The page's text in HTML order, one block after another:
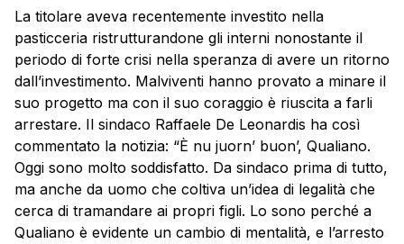
La titolare aveva recentemente investito nella
pasticceria ristrutturandone gli interni nonostante il
periodo di forte crisi nella speranza di avere un ritorno
dall’investimento. Malviventi hanno provato a minare il
suo progetto ma con il suo coraggio è riuscita a farli
arrestare. Il sindaco Raffaele De Leonardis ha così
commentato la notizia: “È nu juorn’ buon’, Qualiano.
Oggi sono molto soddisfatto. Da sindaco prima di tutto,
ma anche da uomo che coltiva un’idea di legalità che
cerca di tramandare ai propri figli. Lo sono perché a
Qualiano è evidente un cambio di mentalità, e l’arresto